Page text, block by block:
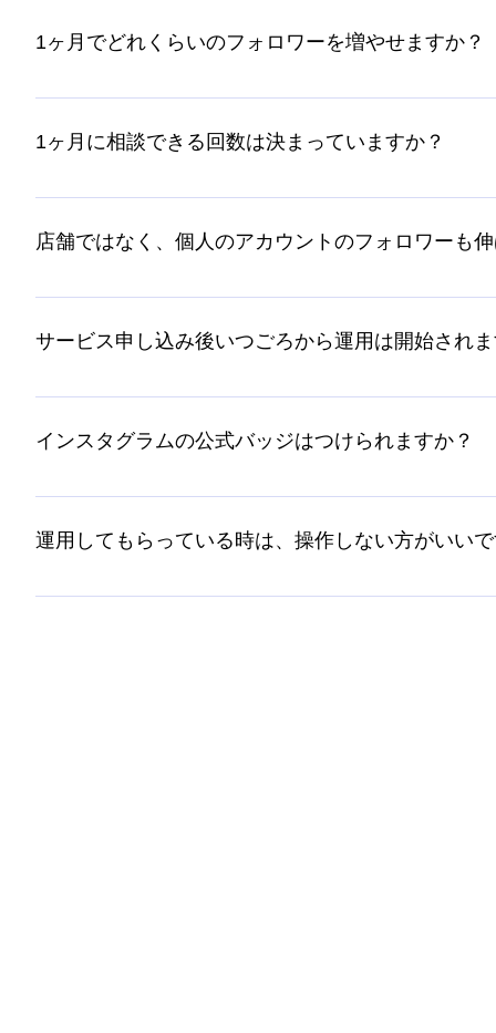
1ヶ月でどれくらいのフォロワーを増やせますか？
アカウント運用の質によって差が生じますが、平均的に
1ヶ月に相談できる回数は決まっていますか？
規定はございません。いつでも承っておりますので、ご
店舗ではなく、個人のアカウントのフォロワーも
もちろん可能です。また、個人の方が伸びやすい傾向に
サービス申し込み後いつごろから運用は開始され
平日にお申し込みされた場合は、１営業日後に運用開始
インスタグラムの公式バッジはつけられますか？
公式バッチはフェイスブックのアカウントが必要なため
運用してもらっている時は、操作しない方がいい
投稿はしても問題ございません。しかしいいね、フォロ